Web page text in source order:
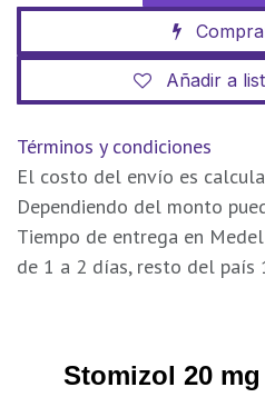
Añadir a
Términos y condiciones
El costo del envío es
Dependiendo del monto
Tiempo de entrega en
de 1 a 2 días, resto del país
Stomizol 20